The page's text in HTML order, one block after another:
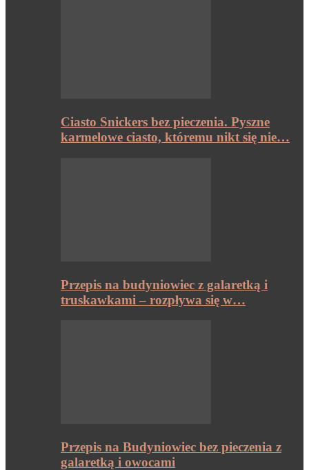
Ciasto Snickers bez pieczenia. Pyszne
karmelowe ciasto, któremu nikt się nie…
Przepis na budyniowiec z galaretką i
truskawkami – rozpływa się w…
Przepis na Budyniowiec bez pieczenia z
galaretką i owocami